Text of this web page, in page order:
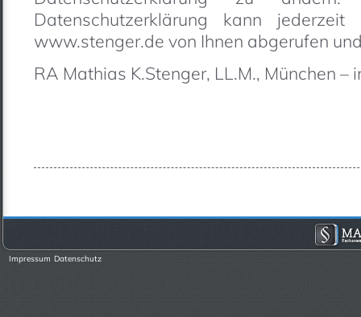
Datenschutzerklärung kann
www.stenger.de von Ihnen abgerufen
RA Mathias K.Stenger, LL.M., München –
Impressum Datenschutz